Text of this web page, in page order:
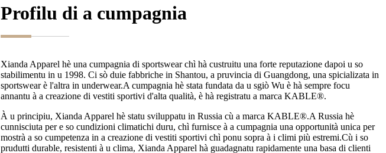
Profilu di a cumpagnia
Xianda Apparel hè una cumpagnia di sportswear chì hà custruitu una forte reputazione dapoi u so
stabilimentu in u 1998. Ci sò duie fabbriche in Shantou, a pruvincia di Guangdong, una spicializata in
sportswear è l'altra in underwear.A cumpagnia hè stata fundata da u sgiò Wu è hà sempre focu
annantu à a creazione di vestiti sportivi d'alta qualità, è hà registratu a marca KABLE®.
À u principiu, Xianda Apparel hè statu sviluppatu in Russia cù a marca KABLE®.A Russia hè
cunnisciuta per e so cundizioni climatichi duru, chì furnisce à a cumpagnia una opportunità unica per
mostrà a so cumpetenza in a creazione di vestiti sportivi chì ponu sopra à i climi più estremi.Cù i so
prudutti durable, resistenti à u clima, Xianda Apparel hà guadagnatu rapidamente una basa di clienti